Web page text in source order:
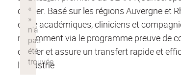
cancer. Basé sur les régions Auvergne et
entre académiques, cliniciens et
notamment via le programme preuve de
cancer et assure un transfert rapide et
l’industrie